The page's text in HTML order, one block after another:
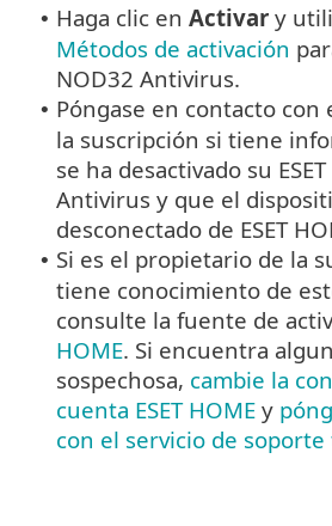
• Haga clic en Activar y
Métodos de activación
NOD32 Antivirus.
• Póngase en contacto
la suscripción si tiene
se ha desactivado su
Antivirus y que el
desconectado de ESET
• Si es el propietario de la
tiene conocimiento de
consulte la fuente de
HOME. Si encuentra
sospechosa, cambie la
cuenta ESET HOME y
con el servicio de soporte